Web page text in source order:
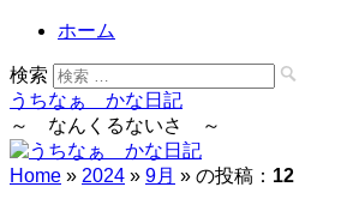
ホーム
検索
うちなぁ かな日記
～ なんくるないさ ～
Home » 2024 » 9月 » の投稿： 12